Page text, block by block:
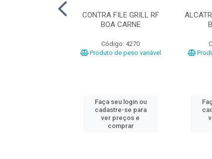
CONTRA FILE GRILL RF
BOA CARNE
Código: 4270
Produto de peso variável
Faça seu login ou
cadastre-se para
ver preços e
comprar